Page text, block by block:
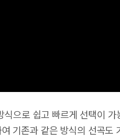
으로 쉽고 빠르게 선택이 가
기존과 같은 방식의 선곡도